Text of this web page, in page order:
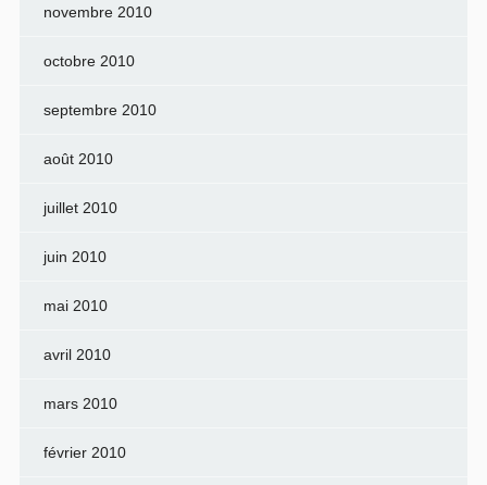
novembre 2010
octobre 2010
septembre 2010
août 2010
juillet 2010
juin 2010
mai 2010
avril 2010
mars 2010
février 2010